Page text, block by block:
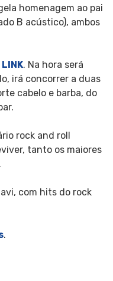
homenagem ao pai
B acústico), ambos
LINK. Na hora será
irá concorrer a duas
cabelo e barba, do
rock and roll
tanto os maiores
com hits do rock
.